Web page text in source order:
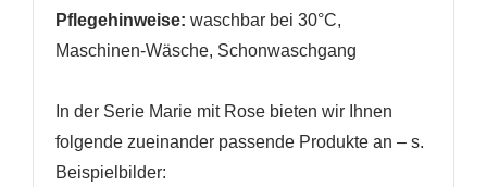
Pflegehinweise: waschbar bei 30°C,
Maschinen-Wäsche, Schonwaschgang
In der Serie Marie mit Rose bieten wir Ihnen
folgende zueinander passende Produkte an – s.
Beispielbilder: